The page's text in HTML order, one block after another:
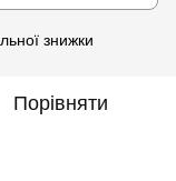
знижки
Порівняти